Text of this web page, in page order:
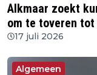
Alkmaar zoekt
om te toveren
17 juli 2026
Algemeen